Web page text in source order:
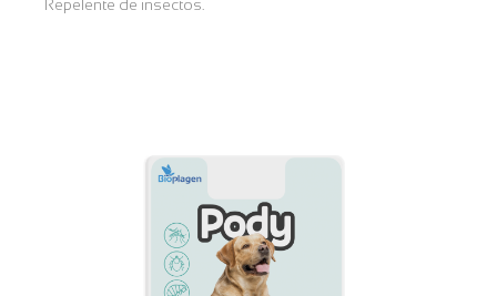
Repelente de insectos.